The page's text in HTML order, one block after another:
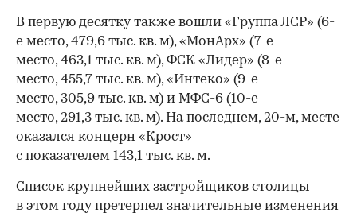
В первую десятку также вошли «Группа ЛСР» (6-
е место, 479,6 тыс. кв. м), «МонАрх» (7-е
место, 463,1 тыс. кв. м), ФСК «Лидер» (8-е
место, 455,7 тыс. кв. м), «Интеко» (9-е
место, 305,9 тыс. кв. м) и МФС-6 (10-е
место, 291,3 тыс. кв. м). На последнем, 20-м, месте
оказался концерн «Крост»
с показателем 143,1 тыс. кв. м.
Список крупнейших застройщиков столицы
в этом году претерпел значительные изменения